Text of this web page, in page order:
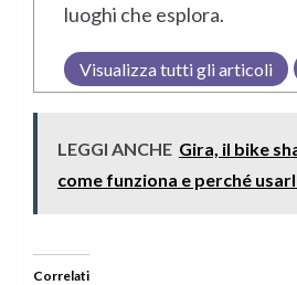
luoghi che esplora.
Visualizza tutti gli articoli
LEGGI ANCHE Gira, il bike
come funziona e perché
Correlati